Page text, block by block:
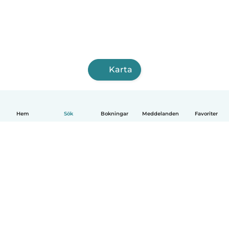
Hem Sök Bokningar Meddelanden Favoriter
Karta